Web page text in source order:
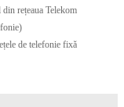
rețeaua Telekom
de telefonie fixă